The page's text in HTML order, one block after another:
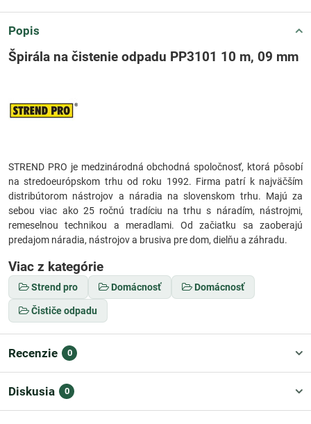
Popis
Špirála na čistenie odpadu PP3101 10 m, 09 mm
STREND PRO je medzinárodná obchodná spoločnosť, ktorá pôsobí
na stredoeurópskom trhu od roku 1992. Firma patrí k najväčším
distribútorom nástrojov a náradia na slovenskom trhu. Majú za
sebou viac ako 25 ročnú tradíciu na trhu s náradím, nástrojmi,
remeselnou technikou a meradlami. Od začiatku sa zaoberajú
predajom náradia, nástrojov a brusiva pre dom, dielňu a záhradu.
Viac z kategórie
Strend pro Domácnosť Domácnosť
Čističe odpadu
Recenzie 0
Diskusia 0